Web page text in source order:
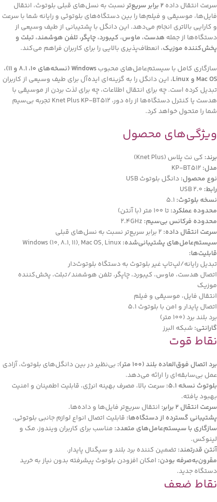
سرعت انتقال داده 2 برابر سریع‌تر
نسبت به نسل‌های قبلی بلوتوث، انتقال
فایل‌ها، موسیقی و فیلم‌ها را بین دستگاه‌های بلوتوثی و رایانه شما با سرعت
و کارایی بالاتری انجام می‌دهد. این دانگل با پشتیبانی از طیف وسیعی از
دستگاه‌ها از جمله هدست، ماوس، کیبورد، چاپگر، تلفن هوشمند، تبلت و
پخش‌کننده موزیک، انعطاف‌پذیری بالایی را برای کاربران فراهم می‌کند.
سازگاری کامل با سیستم‌عامل‌های محبوب
Windows (نسخه‌های 10، 8.1 و 11)،
Mac OS و Linux
، این دانگل را به گزینه‌ای ایده‌آل برای طیف وسیعی از کاربران
تبدیل کرده است. چه برای انتقال اطلاعات، چه برای لذت بردن از موسیقی با
هدست یا کنترل دستگاه‌ها از راه دور، Knet Plus KP-BT512 تجربه بی‌سیم
شما را متحول خواهد کرد.
ویژگی‌های محصول
برند: کی نت پلاس (Knet Plus)
مدل:
نوع محصول:دانگل بلوتوث USB
رابط:
نسخه بلوتوث:
محدوده عملکرد:تا 100 متر (با آنتن)
محدوده فرکانس بی‌سیم:
سرعت انتقال داده:
سیستم‌عامل‌های پشتیبانی‌شده:
قابلیت‌ها:
تبدیل رایانه/لپ‌تاپ غیر بلوتوث به دستگاه بلوتوث‌دار
اتصال هدست، ماوس، کیبورد، چاپگر، تلفن هوشمند/تبلت، پخش‌کننده
موزیک
انتقال فایل، موسیقی و فیلم
اتصال پایدار و امن با بلوتوث 5.1
برد بلند برد (100 متر)
گارانتی: شبکه البرز
نقاط قوت
برد اتصال فوق‌العاده بلند (100 متر):
بی‌نظیر در بین دانگل‌های بلوتوث، آزادی
عمل بی‌سابقه‌ای را ارائه می‌دهد.
بلوتوث نسخه 5.1:
سرعت بالا، مصرف بهینه انرژی، قابلیت اطمینان و امنیت
بهبود یافته.
سرعت انتقال 2 برابر:
انتقال سریع‌تر فایل‌ها و داده‌ها.
پشتیبانی گسترده از دستگاه‌ها: قابلیت اتصال انواع لوازم جانبی بلوتوثی.
سازگاری با سیستم‌عامل‌های متعدد: مناسب برای کاربران ویندوز، مک و
لینوکس.
آنتن قدرتمند:تضمین کننده برد بلند و سیگنال پایدار.
مقرون‌به‌صرفه بودن: امکان افزودن بلوتوث پیشرفته بدون نیاز به خرید
دستگاه جدید.
نقاط ضعف